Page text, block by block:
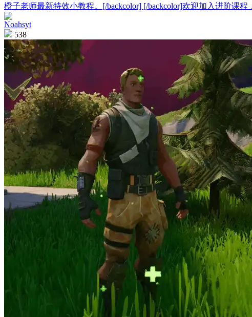
橙子老师最新特效小教程。[/backcolor] [/backcolor]欢迎加入进阶课
Noahsyt
538